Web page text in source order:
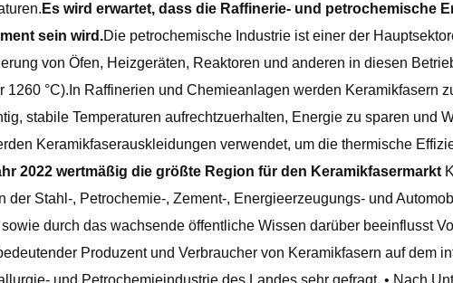
Es wird erwartet, dass die Raffinerie- und
sein wird.Die petrochemische Industrie ist einer der
von Öfen, Heizgeräten, Reaktoren und anderen in diesen
1260 °C).In Raffinerien und Chemieanlagen werden
stabile Temperaturen aufrechtzuerhalten, Energie zu sparen
Keramikfaserauskleidungen verwendet, um die thermische
2022 wertmäßig die größte Region für den Keramikfasermarkt
der Stahl-, Petrochemie-, Zement-, Energieerzeugungs- und
durch das wachsende öffentliche Wissen darüber beeinflusst
Produzent und Verbraucher von Keramikfasern auf dem